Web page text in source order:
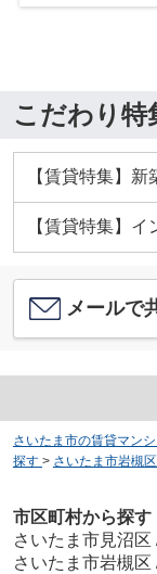
こだわり特
【賃貸特集】新
【賃貸特集】
メールで
さいたま市の賃貸マン
探す > さいたま市岩槻区
市区町村から探す
さいたま市見沼区
さいたま市岩槻区